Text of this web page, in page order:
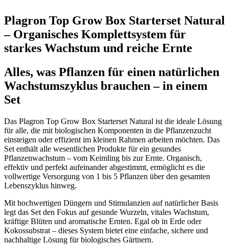
Plagron Top Grow Box Starterset Natural
– Organisches Komplettsystem für
starkes Wachstum und reiche Ernte
Alles, was Pflanzen für einen natürlichen
Wachstumszyklus brauchen – in einem
Set
Das Plagron Top Grow Box Starterset Natural ist die ideale Lösung
für alle, die mit biologischen Komponenten in die Pflanzenzucht
einsteigen oder effizient im kleinen Rahmen arbeiten möchten. Das
Set enthält alle wesentlichen Produkte für ein gesundes
Pflanzenwachstum – vom Keimling bis zur Ernte. Organisch,
effektiv und perfekt aufeinander abgestimmt, ermöglicht es die
vollwertige Versorgung von 1 bis 5 Pflanzen über den gesamten
Lebenszyklus hinweg.
Mit hochwertigen Düngern und Stimulanzien auf natürlicher Basis
legt das Set den Fokus auf gesunde Wurzeln, vitales Wachstum,
kräftige Blüten und aromatische Ernten. Egal ob in Erde oder
Kokossubstrat – dieses System bietet eine einfache, sichere und
nachhaltige Lösung für biologisches Gärtnern.